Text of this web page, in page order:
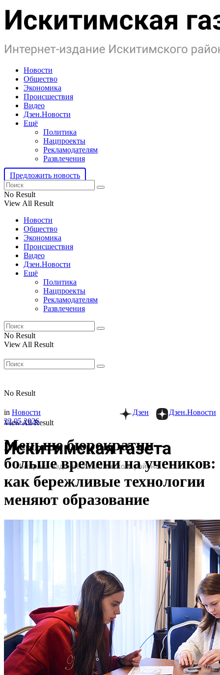
Новости
Общество
Экономика
Происшествия
Видео
Дзен.Новости
Ещё
Политика
Нацпроекты
Рекламодателям
Развлечения
Предложить новость
No Result
View All Result
Новости
Общество
Экономика
Происшествия
Видео
Дзен.Новости
Ещё
Политика
Нацпроекты
Рекламодателям
Развлечения
No Result
View All Result
No Result
View All Result
Дзен.Новости
Дзен
in Новости
22.05.2026
Меньше бюрократии –
больше времени на учеников:
как бережливые технологии
меняют образование